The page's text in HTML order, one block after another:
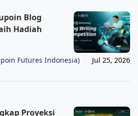
Blog
Hadiah
Futures Indonesia) Jul 25, 2026
Proyeksi